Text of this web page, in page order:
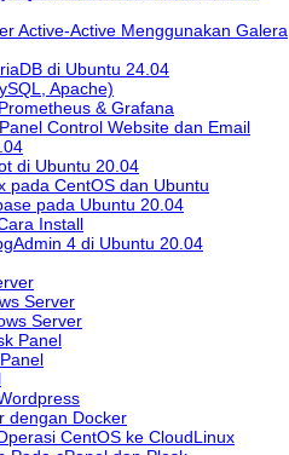
Active-Active Menggunakan Galera
di Ubuntu 24.04
Apache)
& Grafana
Control Website dan Email
di Ubuntu 20.04
pada CentOS dan Ubuntu
pada Ubuntu 20.04
Install
4 di Ubuntu 20.04
Server
Server
Panel
dengan Docker
CentOS ke CloudLinux